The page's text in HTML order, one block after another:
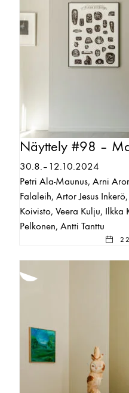
Näyttely #98 –
30.8.–12.10.2024
Petri Ala-Maunus, Arni
Falaleih, Artor Jesus
Koivisto, Veera Kulju, Ilkka
Pelkonen, Antti Tanttu